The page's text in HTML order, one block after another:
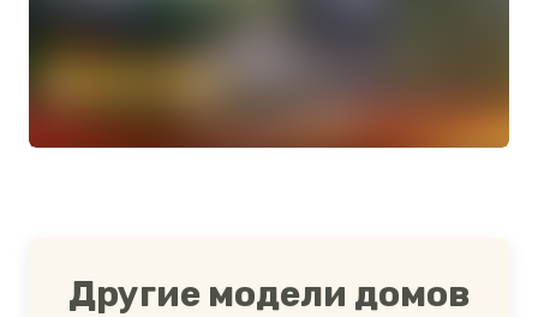
Другие модели домов